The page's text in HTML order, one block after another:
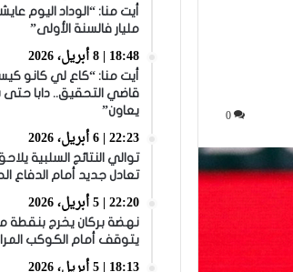
0
مليار فالسنة الأولى”
18:48 | 8 أبريل، 2026
أيت منا: “كاع لي كانو
قاضي التحقيق.. دابا
يعاون”
22:23 | 6 أبريل، 2026
توالي النتائج السلبية
تعادل جديد أمام الدفاع
22:20 | 5 أبريل، 2026
نهضة بركان يخرج بنقطة
يتوقف أمام الكوكب